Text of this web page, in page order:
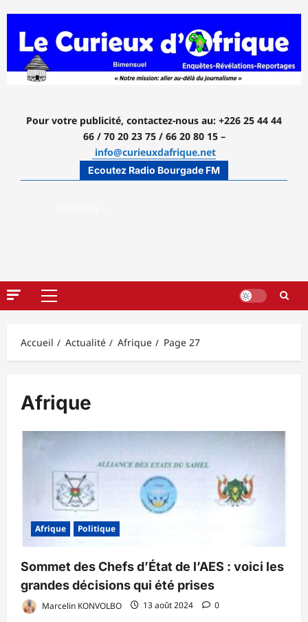
contenu
Pour votre publicité, contactez-nous au: +226 25 44 44
66 / 70 20 23 75 / 66 20 80 15 –
info@curieuxdafrique.net
Ecoutez Radio Bourgade FM
Menu
Accueil
Actualité Afrique Page 27
Afrique
Afrique Politique
Sommet des Chefs d’État de l’AES : voici les
grandes décisions qui été prises
Marcelin KONVOLBO 13 août 2024 0